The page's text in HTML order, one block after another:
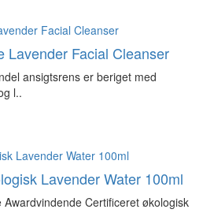
Lavender Facial Cleanser
ansigtsrens er beriget med
l..
Lavender Water 100ml
Certificeret økologisk